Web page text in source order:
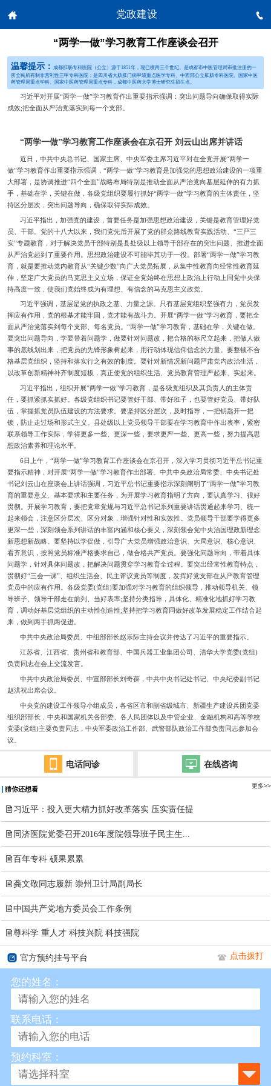
 党政建设 
“两学一做”学习教育工作座谈会召开
温馨提示：
成都肛肠专科医院（公立）源于1851年，现已横跨三个世纪。是成都市中医管理局审批注册的一
所全民所有制非营利性三甲专科医院；是四川省大肠肛门病甲级重点医学专科、中西部公立肛肠专科医院、国家中医
药管理局重点学科、国家中医药管理局重点专科，成都中医药大学博士研究生招生点。
习近平对开展“两学一做”学习教育作出重要指示强调：突出问题导向确保取得实际
成效;把全面从严治党落实到每一个支部。
“两学一做”学习教育工作座谈会在京召开 刘云山出席并讲话
近日，中共中央总书记、国家主席、中央军委主席习近平对在全党开展“两学一
做”学习教育作出重要指示强调，“两学一做”学习教育是加强党的思想政治建设的一项重
大部署，是协调推进“四个全面”战略布局特别是推动全面从严治党向基层延伸的有力抓
手，基础在学，关键在做，各级党组织要履行抓好“两学一做”学习教育的主体责任，坚
持区分层次，突出问题导向，确保取得实际成效。
习近平指出，加强党的建设，首要任务是加强思想政治建设，关键是教育管理好党
员、干部。党的十八大以来，我们党先后开展了党的群众路线教育实践活动、“三严三
实”专题教育，对于解决党员干部特别是县处级以上领导干部存在的突出问题、推进全面
从严治党起到了重要作用。思想政治建设不可能毕其功于一役。部署“两学一做”学习教
育，就是要推动党内教育从“关键少数”向广大党员拓展，从集中性教育向经常性教育延
伸，坚定广大党员的马克思主义立场，保证全党始终在思想上政治上行动上同党中央保
持高度一致，使我们党始终成为有理想、有信念的马克思主义政党。
习近平强调，基层是党的执政之基、力量之源。只有基层党组织坚强有力，党员发
挥应有作用，党的根基才能牢固，党才能有战斗力。开展“两学一做”学习教育，要把全
面从严治党落实到每个支部、每名党员。“两学一做”学习教育，基础在学，关键在做。
要突出问题导向，学要带着问题学，做要针对问题改，把合格的标尺立起来，把做人做
事的底线划出来，把党员的先锋形象树起来，用行动体现信仰信念的力量。要整顿不合
格基层党组织，坚持和落实行之有效的制度。要针对新情况新问题严肃党内政治生活，
以改革创新精神补齐制度短板，真正使党的组织生活、党员教育管理严起来、实起来。
习近平指出，组织开展“两学一做”学习教育，是各级党组织及其负责人的主体责
任，要抓紧抓实抓好。各级党组织书记要管好干部、带好班子，也要管好党员、带好队
伍，掌握抓党员队伍建设的方法要求。要坚持区分层次，及时指导，一把钥匙开一把
锁，防止走过场和形式主义。县处级以上党员领导干部要在学习教育中作出表率，紧密
联系领导工作实际，学得更多一些、更深一些，要求更严一些、更高一些，努力提高思
想政治素养和理论水平。
6日上午，“两学一做”学习教育工作座谈会在京召开，深入学习贯彻习近平总书记重
要指示精神，对开展“两学一做”学习教育作出部署。中共中央政治局常委、中央书记处
书记刘云山在座谈会上讲话强调，习近平总书记重要指示深刻阐明了“两学一做”学习教
育的重要意义、基本要求和主要任务，为开展学习教育指明了方向，要认真学习、很好
贯彻。开展学习教育，要把党章党规与习近平总书记系列重要讲话贯通起来学习、统一
起来领会，注意区分层次、区分对象，增强针对性和实效性。党员领导干部要学得更多
更深一些，深刻领会系列讲话的丰富内涵和核心要义，深刻领会党中央治国理政新理念
新思想新战略。要坚持以学促做，引导广大党员增强政治意识、大局意识、核心意识、
看齐意识，按照党员标准严格要求自己，做合格共产党员。要强化问题导向，带着具体
问题学，针对具体问题改，把解决问题贯穿学习教育全过程。要突出经常性教育特点，
贯彻好“三会一课”、组织生活会、民主评议党员等制度，发挥好党支部在从严教育管理
党员中的应有作用。各级党委(党组)要加强对学习教育的组织领导，推动领导机关、领
导班子、领导干部走在前列、当好表率;坚持分类指导，具体化、精准化地抓好学习教
育，调动好基层党组织的主动性创造性;坚持把学习教育同做好改革发展稳定工作结合起
来，做到两手抓两促进。
中共中央政治局委员、中组部部长赵乐际主持会议并传达了习近平的重要指示。
江苏省、江西省、贵州省和教育部、中国兵器工业集团公司、清华大学党委(党组)
负责同志在会上交流发言。
中共中央政治局委员、中宣部部长刘奇葆，中共中央书记处书记、中央纪委副书记
赵洪祝出席会议。
中央党的建设工作领导小组成员，各省区市和副省级城市、新疆生产建设兵团党委
组织部部长，中央和国家机关各部委、各人民团体以及中管企业、金融机构和高等学校
党委(党组)主要负责同志，中央军委政治工作部、武警部队政治工作部负责同志参加会
议。
电话问诊 在线咨询
猜你还想看 更多>>
 习近平：投入更大精力抓好改革落实 压实责任提
 同济医院党委召开2016年度院领导班子民主生...
百年专科 硕果累累
龚文敬同志履新 崇州卫计局副局长
中国共产党地方委员会工作条例
尊科学 重人才 科技兴院 科技强院
官方预约挂号平台 点击拨打
您的姓名：
联系电话：
预约科室：